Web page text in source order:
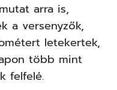
arra is,
a versenyzők,
letekertek,
több mint
felfelé.